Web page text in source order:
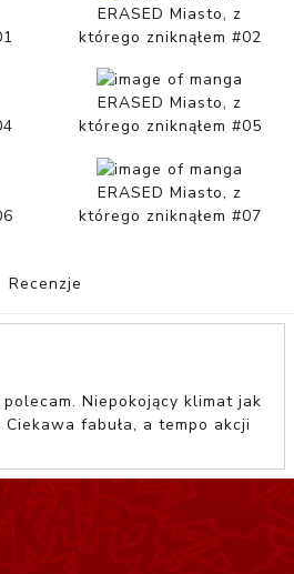
ERASED Miasto, z
którego zniknąłem #02
ERASED Miasto, z
którego zniknąłem #05
ERASED Miasto, z
którego zniknąłem #07
Recenzje
Niepokojący klimat jak
fabuła, a tempo akcji